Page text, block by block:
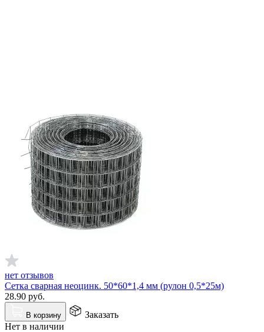
нет отзывов
Сетка сварная неоцинк. 50*60*1,4 мм (рулон 0,5*25м)
28.90 руб.
В корзину
Заказать
Нет в наличии